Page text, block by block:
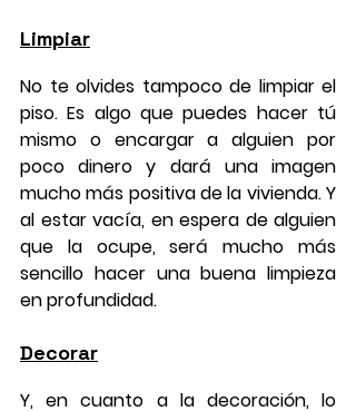
Limpiar
No te olvides tampoco de limpiar el
piso. Es algo que puedes hacer tú
mismo o encargar a alguien por
poco dinero y dará una imagen
mucho más positiva de la vivienda. Y
al estar vacía, en espera de alguien
que la ocupe, será mucho más
sencillo hacer una buena limpieza
en profundidad.
Decorar
Y, en cuanto a la decoración, lo